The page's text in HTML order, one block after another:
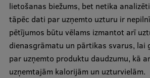
lietošanas biežums, bet netika
tāpēc dati par uzņemto uzturu ir
pētījumos būtu vēlams izmantot arī
dienasgrāmatu un pārtikas svarus, lai
par uzņemto produktu daudzumu, kā
uzņemtajām kalorijām un uzturvielām.